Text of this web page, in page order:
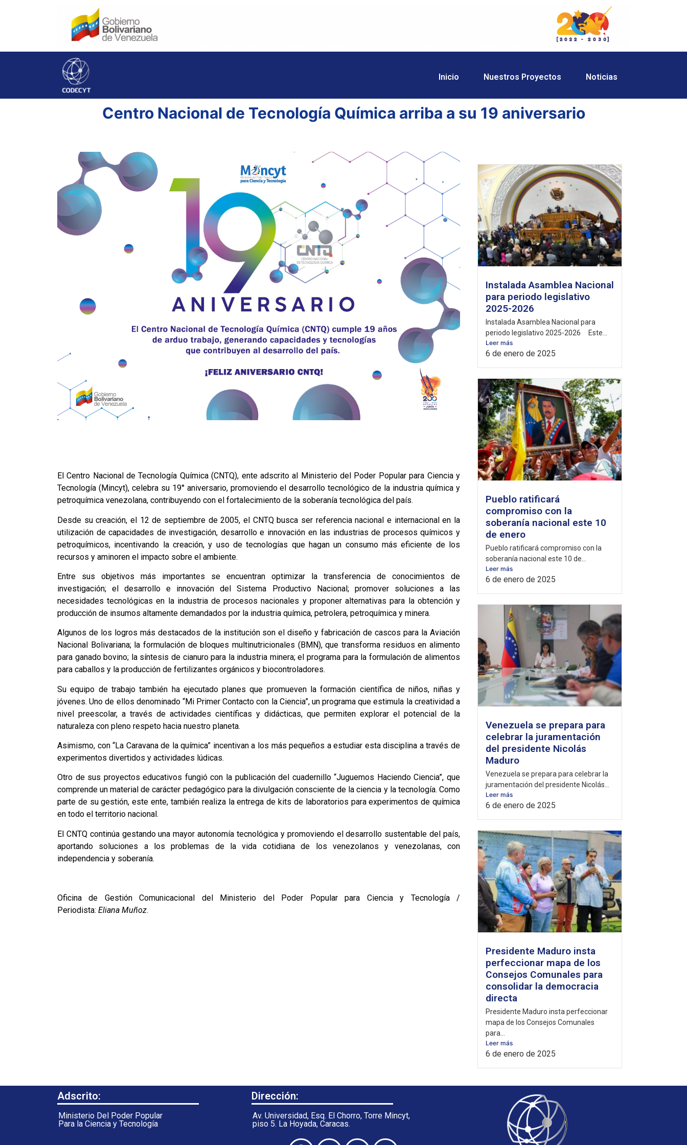
Inicio Nuestros Proyectos Noticias
Centro Nacional de Tecnología Química arriba a su 19 aniversario
El Centro Nacional de Tecnología Química (CNTQ), ente adscrito al Ministerio del Poder Popular para Ciencia y
Tecnología (Mincyt), celebra su 19° aniversario, promoviendo el desarrollo tecnológico de la industria química y
petroquímica venezolana, contribuyendo con el fortalecimiento de la soberanía tecnológica del país.
Desde su creación, el 12 de septiembre de 2005, el CNTQ busca ser referencia nacional e internacional en la
utilización de capacidades de investigación, desarrollo e innovación en las industrias de procesos químicos y
petroquímicos, incentivando la creación, y uso de tecnologías que hagan un consumo más eficiente de los
recursos y aminoren el impacto sobre el ambiente.
Entre sus objetivos más importantes se encuentran optimizar la transferencia de conocimientos de
investigación; el desarrollo e innovación del Sistema Productivo Nacional; promover soluciones a las
necesidades tecnológicas en la industria de procesos nacionales y proponer alternativas para la obtención y
producción de insumos altamente demandados por la industria química, petrolera, petroquímica y minera.
Algunos de los logros más destacados de la institución son el diseño y fabricación de cascos para la Aviación
Nacional Bolivariana; la formulación de bloques multinutricionales (BMN), que transforma residuos en alimento
para ganado bovino; la síntesis de cianuro para la industria minera; el programa para la formulación de alimentos
para caballos y la producción de fertilizantes orgánicos y biocontroladores.
Su equipo de trabajo también ha ejecutado planes que promueven la formación científica de niños, niñas y
jóvenes. Uno de ellos denominado “Mi Primer Contacto con la Ciencia”, un programa que estimula la creatividad a
nivel preescolar, a través de actividades científicas y didácticas, que permiten explorar el potencial de la
naturaleza con pleno respeto hacia nuestro planeta.
Asimismo, con “La Caravana de la química” incentivan a los más pequeños a estudiar esta disciplina a través de
experimentos divertidos y actividades lúdicas.
Otro de sus proyectos educativos fungió con la publicación del cuadernillo “Juguemos Haciendo Ciencia”, que
comprende un material de carácter pedagógico para la divulgación consciente de la ciencia y la tecnología. Como
parte de su gestión, este ente, también realiza la entrega de kits de laboratorios para experimentos de química
en todo el territorio nacional.
El CNTQ continúa gestando una mayor autonomía tecnológica y promoviendo el desarrollo sustentable del país,
aportando soluciones a los problemas de la vida cotidiana de los venezolanos y venezolanas, con
independencia y soberanía.
Oficina de Gestión Comunicacional del Ministerio del Poder Popular para Ciencia y Tecnología /
Periodista: Eliana Muñoz.
Instalada Asamblea Nacional
para periodo legislativo
2025-2026
Instalada Asamblea Nacional para
periodo legislativo 2025-2026 Este...
Leer más
6 de enero de 2025
Pueblo ratificará
compromiso con la
soberanía nacional este 10
de enero
Pueblo ratificará compromiso con la
soberanía nacional este 10 de...
Leer más
6 de enero de 2025
Venezuela se prepara para
celebrar la juramentación
del presidente Nicolás
Maduro
Venezuela se prepara para celebrar la
juramentación del presidente Nicolás...
Leer más
6 de enero de 2025
Presidente Maduro insta
perfeccionar mapa de los
Consejos Comunales para
consolidar la democracia
directa
Presidente Maduro insta perfeccionar
mapa de los Consejos Comunales
para...
Leer más
6 de enero de 2025
Adscrito:
Ministerio Del Poder Popular
Para la Ciencia y Tecnología
Dirección:
Av. Universidad, Esq. El Chorro, Torre Mincyt,
piso 5. La Hoyada, Caracas.